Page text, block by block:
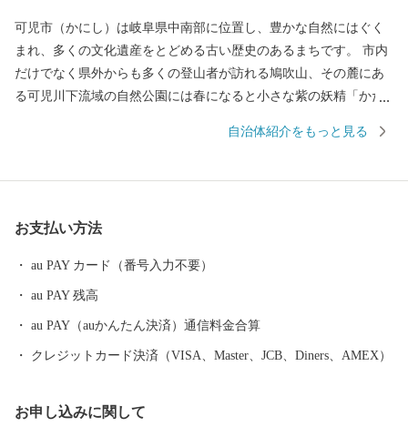
可児市（かにし）は岐阜県中南部に位置し、豊かな自然にはぐく
まれ、多くの文化遺産をとどめる古い歴史のあるまちです。 市内
だけでなく県外からも多くの登山者が訪れる鳩吹山、その麓にあ
る可児川下流域の自然公園には春になると小さな紫の妖精「かた
多くの方が毎年訪れています。 国指定史跡長塚古墳、銅たく発掘
あり、志野などの焼き物がつくられました。中でも国宝の志野茶
わん「卯花墻」がつくられ、人間国宝・荒川豊蔵が作陶を行った
自然、歴史、文化を次の世代に引き継ぎ、「若い世代が住みたい
と感じる魅力あるまち」「住みごこち一番・可児」を目指してい
～１８時 ※土・日・祝、年末年始は除く。) 電話：050-5527-2
自治体紹介をもっと見る
お支払い方法
au PAY カード（番号入力不要）
au PAY 残高
au PAY（auかんたん決済）通信料金合算
クレジットカード決済（VISA、Master、JCB、Diners、AMEX）
お申し込みに関して